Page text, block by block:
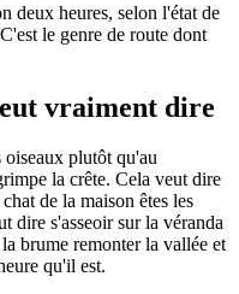
deux heures, selon l'état de
le genre de route dont
vraiment dire
oiseaux plutôt qu'au
la crête. Cela veut dire
de la maison êtes les
dire s'asseoir sur la véranda
brume remonter la vallée et
qu'il est.